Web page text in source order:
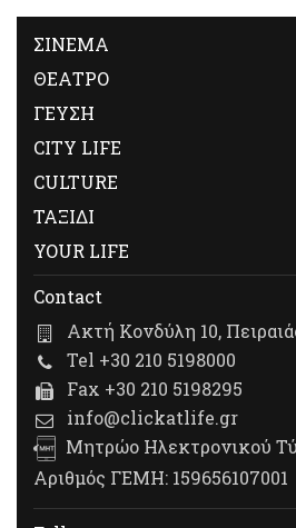
ΣΙΝΕΜΑ
ΘΕΑΤΡΟ
ΓΕΥΣΗ
CITY LIFE
CULTURE
ΤΑΞΙΔΙ
YOUR LIFE
Contact
Ακτή Κονδύλη 10,
Tel +30 210 5198000
Fax +30 210 5198295
info@clickatlife.gr
Μητρώο Ηλεκτρονικού
Αριθμός ΓΕΜΗ: 159656107001